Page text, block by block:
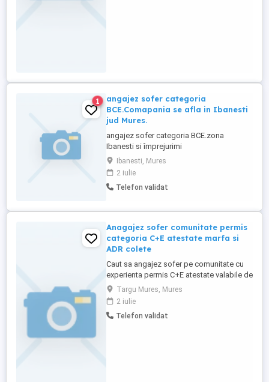
1
angajez sofer categoria
BCE.Comapania se afla in Ibanesti
jud Mures.
angajez sofer categoria BCE.zona
Ibanesti si împrejurimi
Ibanesti, Mures
2 iulie
Telefon validat
Anagajez sofer comunitate permis
categoria C+E atestate marfa si
ADR colete
Caut sa angajez sofer pe comunitate cu
experienta permis C+E atestate valabile de
marfa si ADR colete, se lucreaza pe
comunitate tari tranzitate in general toata
europa ca tractionist cargo pentru
aeroporte, program de lucru poate fi si
Targu Mures, Mures
2 iulie
Telefon validat